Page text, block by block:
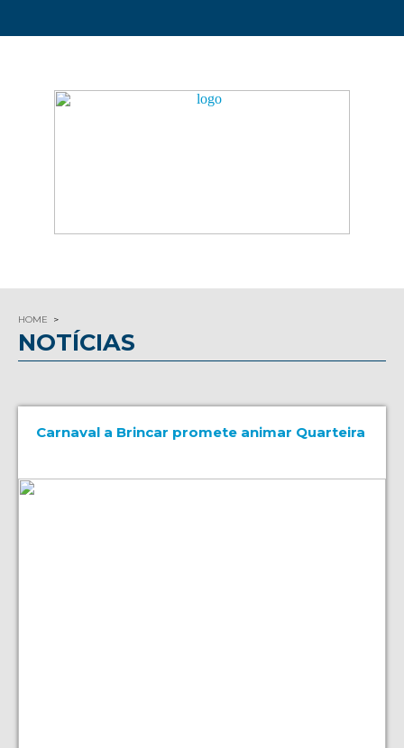
HOME
NOTÍCIAS
Carnaval a Brincar promete animar Quarteira